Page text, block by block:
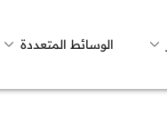
الوسائط المتعددة